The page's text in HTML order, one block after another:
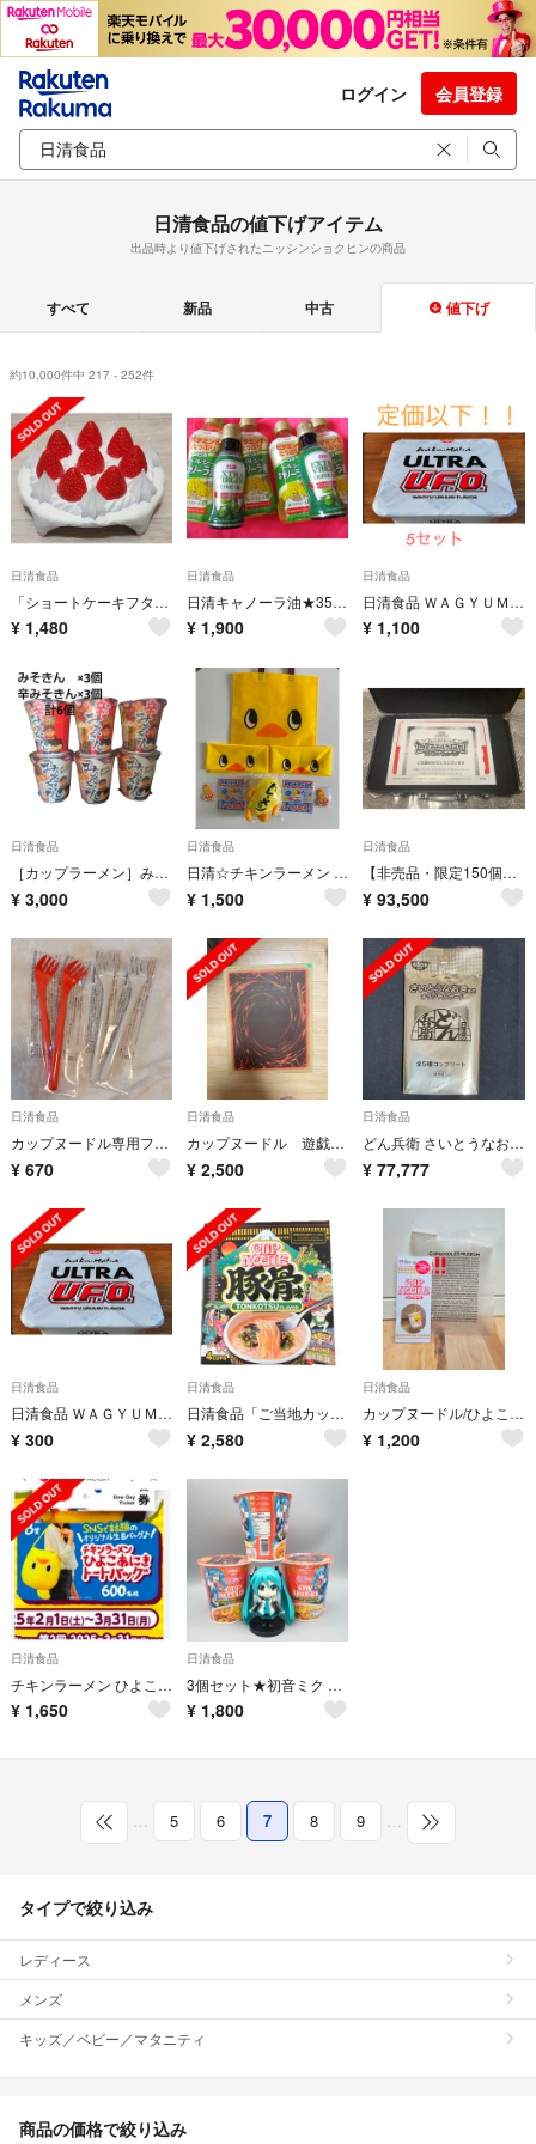
ログイン 会員登録
日清食品の値下げアイテム
出品時より値下げされたニッシンショクヒンの商品
すべて 新品 中古 値下げ
約10,000件中 217 - 252件
日清食品
「ショートケーキフタどめフィギュア」 日清食品 限定品・非売品
¥ 1,480
日清食品
日清キャノーラ油★350g×4本＆エキストラバージンオリーブオイル 145g2本
¥ 1,900
日清食品
日清食品 ＷＡＧＹＵＭＡＦＩＡＵＦＯ 5個セット
¥ 1,100
日清食品
［カップラーメン］みそきん×3 + 辛みそきん×3 計6個セット 食べ比べ
¥ 3,000
日清食品
日清☆チキンラーメン グッズセット☆カレーメシぬいぐるみ ハンカチ 三角巾など
¥ 1,500
日清食品
【非売品・限定150個】カップヌードルクエストII 麻雀牌
¥ 93,500
日清食品
カップヌードル専用フォーク
¥ 670
日清食品
カップヌードル 遊戯王 20個入り1ケース インスタントフュージョン
¥ 2,500
日清食品
どん兵衛 さいとうなおき どんぎつねカード 全5種 コンプリート 開封済み
¥ 77,777
日清食品
日清食品 ＷＡＧＹＵＭＡＦＩＡＵＦＯ
¥ 300
日清食品
日清食品「ご当地カップヌードルミニ 豚骨味 4食入り」×4箱 動物性原料不使用
¥ 2,580
日清食品
カップヌードル/ひよこちゃん/ご当地/キーホルダー//雑貨/置物/可愛い/限定品
¥ 1,200
日清食品
チキンラーメン ひよこあにきバッグ
¥ 1,650
日清食品
3個セット★初音ミク 限定販売★日清カップヌードル★トムヤムクン クリーミー味
¥ 1,800
5 6 7 8 9
タイプで絞り込み
レディース
メンズ
キッズ／ベビー／マタニティ
商品の価格で絞り込み